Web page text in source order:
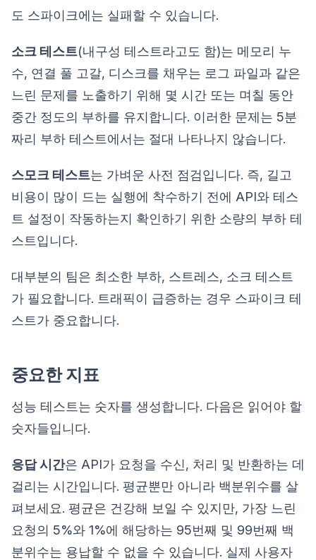
도 스파이크에는 실패할 수 있습니다.
소크 테스트(내구성 테스트라고도 함)는 메모리 누
수, 연결 풀 고갈, 디스크를 채우는 로그 파일과 같은
느린 문제를 노출하기 위해 몇 시간 또는 며칠 동안
중간 정도의 부하를 유지합니다. 이러한 문제는 5분
짜리 부하 테스트에서는 절대 나타나지 않습니다.
스모크 테스트는 가벼운 사전 점검입니다. 즉, 길고
비용이 많이 드는 실행에 착수하기 전에 API와 테스
트 설정이 작동하는지 확인하기 위한 소량의 부하 테
스트입니다.
대부분의 팀은 최소한 부하, 스트레스, 소크 테스트
가 필요합니다. 트래픽이 급증하는 경우 스파이크 테
스트가 중요합니다.
중요한 지표
성능 테스트는 숫자를 생성합니다. 다음은 읽어야 할
숫자들입니다.
응답 시간은 API가 요청을 수신, 처리 및 반환하는 데
걸리는 시간입니다. 평균뿐만 아니라 백분위수를 살
펴보세요. 평균은 건강해 보일 수 있지만, 가장 느린
요청의 5%와 1%에 해당하는 95번째 및 99번째 백
분위수는 용납할 수 없을 수 있습니다. 실제 사용자